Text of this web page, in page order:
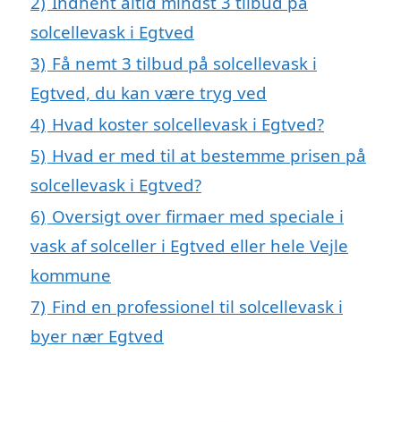
solcellevask i Egtved
3) Få nemt 3 tilbud på solcellevask i
Egtved, du kan være tryg ved
4) Hvad koster solcellevask i Egtved?
5) Hvad er med til at bestemme prisen på
solcellevask i Egtved?
6) Oversigt over firmaer med speciale i
vask af solceller i Egtved eller hele Vejle
kommune
7) Find en professionel til solcellevask i
byer nær Egtved